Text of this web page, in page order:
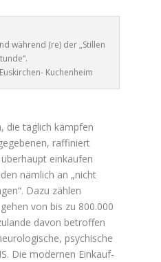
während (re) der „Stillen
Kuchenheim
die täglich kämpfen
raffiniert
einkaufen
nämlich an „nicht
Dazu zählen
von bis zu 800.000
davon betroffen
psychische
Die modernen Einkauf-